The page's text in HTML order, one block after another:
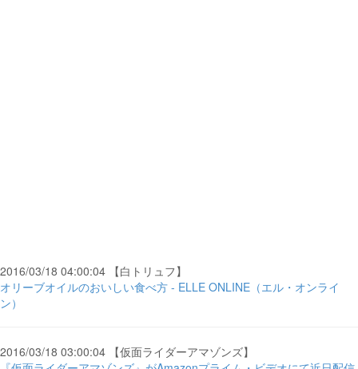
2016/03/18 04:00:04 【白トリュフ】
オリーブオイルのおいしい食べ方 - ELLE ONLINE（エル・オンライ
ン）
2016/03/18 03:00:04 【仮面ライダーアマゾンズ】